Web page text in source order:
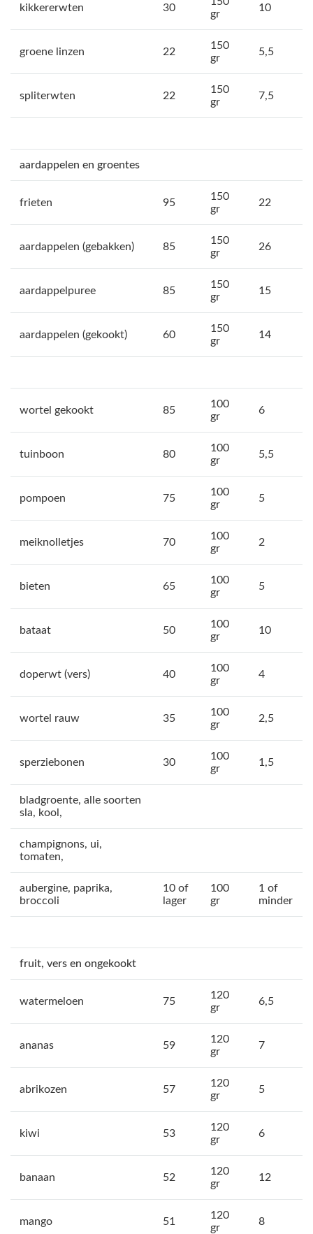
kikkererwten 30
gr
10
groene linzen 22
150
gr
5,5
spliterwten 22
150
gr
7,5
aardappelen en groentes
frieten 95
150
gr
22
aardappelen (gebakken) 85
150
gr
26
aardappelpuree 85
150
gr
15
aardappelen (gekookt) 60
150
gr
14
wortel gekookt 85
100
gr
6
tuinboon 80
100
gr
5,5
pompoen 75
100
gr
5
meiknolletjes 70
100
gr
2
bieten 65
100
gr
5
bataat 50
100
gr
10
doperwt (vers) 40
100
gr
4
wortel rauw 35
100
gr
2,5
sperziebonen 30
100
gr
1,5
bladgroente, alle soorten
sla, kool,
champignons, ui,
tomaten,
aubergine, paprika,
broccoli
10 of
lager
100
gr
1 of
minder
fruit, vers en ongekookt
watermeloen 75
120
gr
6,5
ananas 59
120
gr
7
abrikozen 57
120
gr
5
kiwi 53
120
gr
6
banaan 52
120
gr
12
mango 51
120
gr
8